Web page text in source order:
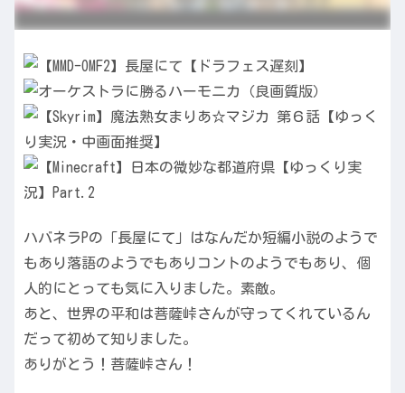
ハバネラPの「長屋にて」はなんだか短編小説のようで
もあり落語のようでもありコントのようでもあり、個
人的にとっても気に入りました。素敵。
あと、世界の平和は菩薩峠さんが守ってくれているん
だって初めて知りました。
ありがとう！菩薩峠さん！